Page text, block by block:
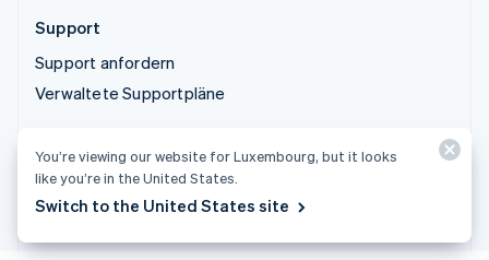
Support
Support anfordern
Verwaltete Supportpläne
© 2026 Stripe, LLC
You’re viewing our website for Luxembourg, but it looks
like you’re in the United States.
Switch to the United States site